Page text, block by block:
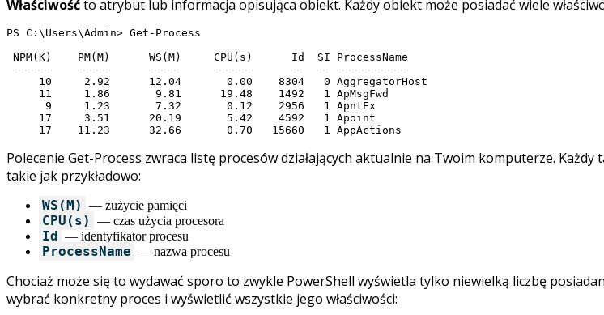
Właściwośćto atrybut lub informacja opisująca obiekt. Każdy obiekt może posiadać wiele
PS C:\Users\Admin> Get-Process
NPM(K)    PM(M)      WS(M)     CPU(s)      Id  SI ProcessName
------    -----      -----     ------      --  -- -----------
     10     2.92      12.04       0.00    8304   0 AggregatorHost
     11     1.86       9.81      19.48    1492   1 ApMsgFwd
      9     1.23       7.32       0.12    2956   1 ApntEx
     17     3.51      20.19       5.42    4592   1 Apoint
Polecenie Get-Process zwraca listę procesów działających aktualnie na Twoim komputerze.
takie jak przykładowo:
WS(M) — zużycie pamięci
CPU(s) — czas użycia procesora
Id — identyfikator procesu
ProcessName — nazwa procesu
Chociaż może się to wydawać sporo to zwykle PowerShell wyświetla tylko niewielką liczbę
wybrać konkretny proces i wyświetlić wszystkie jego właściwości: